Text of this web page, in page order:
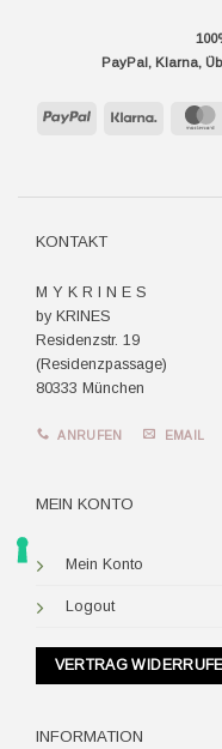
PayPal, Klarna,
PayPal Klarna
KONTAKT
M Y K R I N E S
by KRINES
Residenzstr. 19
(Residenzpassage)
80333 München
ANRUFEN EMAIL
MEIN KONTO
Mein Konto
Logout
VERTRAG
INFORMATION